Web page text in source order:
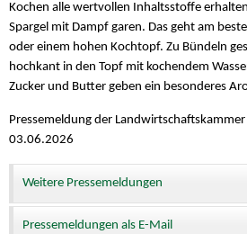
Kochen alle wertvollen Inhaltsstoffe
Spargel mit Dampf garen. Das geht am
oder einem hohen Kochtopf. Zu Bündeln
hochkant in den Topf mit kochendem
Zucker und Butter geben ein besonderes
Pressemeldung der
03.06.2026
Weitere Pressemeldungen
Pressemeldungen als E-Mail